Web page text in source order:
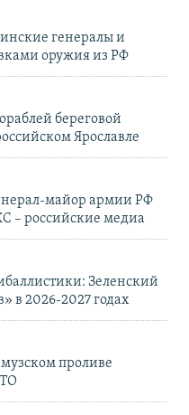
генералы и
оружия из РФ
береговой
Ярославле
майор армии РФ
– российские медиа
Зеленский
в 2026-2027 годах
проливе